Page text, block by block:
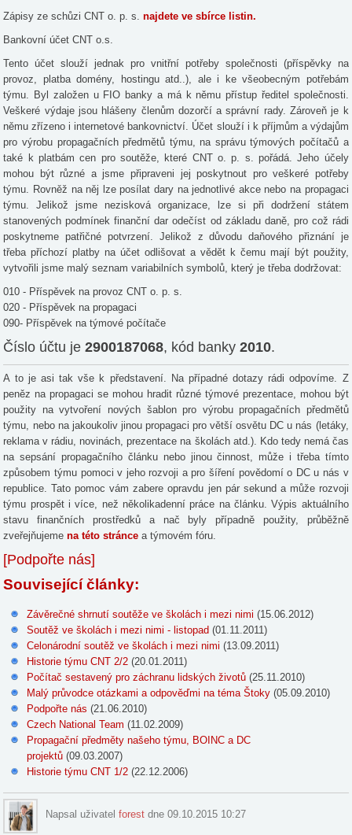
Zápisy ze schůzi CNT o. p. s.najdete ve sbírce listin.
Bankovní účet CNT o.s.
Tento účet slouží jednak pro vnitřní potřeby společnosti (příspěvky na
provoz, platba domény, hostingu atd..), ale i ke všeobecným potřebám
týmu. Byl založen u FIO banky a má k němu přístup ředitel společnosti.
Veškeré výdaje jsou hlášeny členům dozorčí a správní rady. Zároveň je k
němu zřízeno i internetové bankovnictví. Účet slouží i k příjmům a výdajům
pro výrobu propagačních předmětů týmu, na správu týmových počítačů a
také k platbám cen pro soutěže, které CNT o. p. s. pořádá. Jeho účely
mohou být různé a jsme připraveni jej poskytnout pro veškeré potřeby
týmu. Rovněž na něj lze posílat dary na jednotlivé akce nebo na propagaci
týmu. Jelikož jsme nezisková organizace, lze si při dodržení státem
stanovených podmínek finanční dar odečíst od základu daně, pro což rádi
poskytneme patřičné potvrzení. Jelikož z důvodu daňového přiznání je
třeba příchozí platby na účet odlišovat a vědět k čemu mají být použity,
vytvořili jsme malý seznam variabilních symbolů, který je třeba dodržovat:
010 - Příspěvek na provoz CNT o. p. s.
020 - Příspěvek na propagaci
090- Příspěvek na týmové počítače
Číslo účtu je2900187068, kód banky2010.
A to je asi tak vše k představení. Na případné dotazy rádi odpovíme. Z
peněz na propagaci se mohou hradit různé týmové prezentace, mohou být
použity na vytvoření nových šablon pro výrobu propagačních předmětů
týmu, nebo na jakoukoliv jinou propagaci pro větší osvětu DC u nás (letáky,
reklama v rádiu, novinách, prezentace na školách atd.). Kdo tedy nemá čas
na sepsání propagačního článku nebo jinou činnost, může i třeba tímto
způsobem týmu pomoci v jeho rozvoji a pro šíření povědomí o DC u nás v
republice. Tato pomoc vám zabere opravdu jen pár sekund a může rozvoji
týmu prospět i více, než několikadenní práce na článku. Výpis aktuálního
stavu finančních prostředků a nač byly případně použity, průběžně
zveřejňujemena této stránce a týmovém fóru.
[Podpořte nás]
Související články:
Závěrečné shrnutí soutěže ve školách i mezi nimi(15.06.2012)
Soutěž ve školách i mezi nimi - listopad (01.11.2011)
Celonárodní soutěž ve školách i mezi nimi (13.09.2011)
Historie týmu CNT 2/2 (20.01.2011)
Počítač sestavený pro záchranu lidských životů (25.11.2010)
Malý průvodce otázkami a odpověďmi na téma Štoky (05.09.2010)
Podpořte nás (21.06.2010)
Czech National Team (11.02.2009)
Propagační předměty našeho týmu, BOINC a DC
projektů (09.03.2007)
Historie týmu CNT 1/2 (22.12.2006)
Napsal uživatelforest dne 09.10.2015 10:27